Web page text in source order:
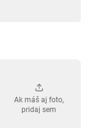
Ak máš aj foto,
pridaj sem